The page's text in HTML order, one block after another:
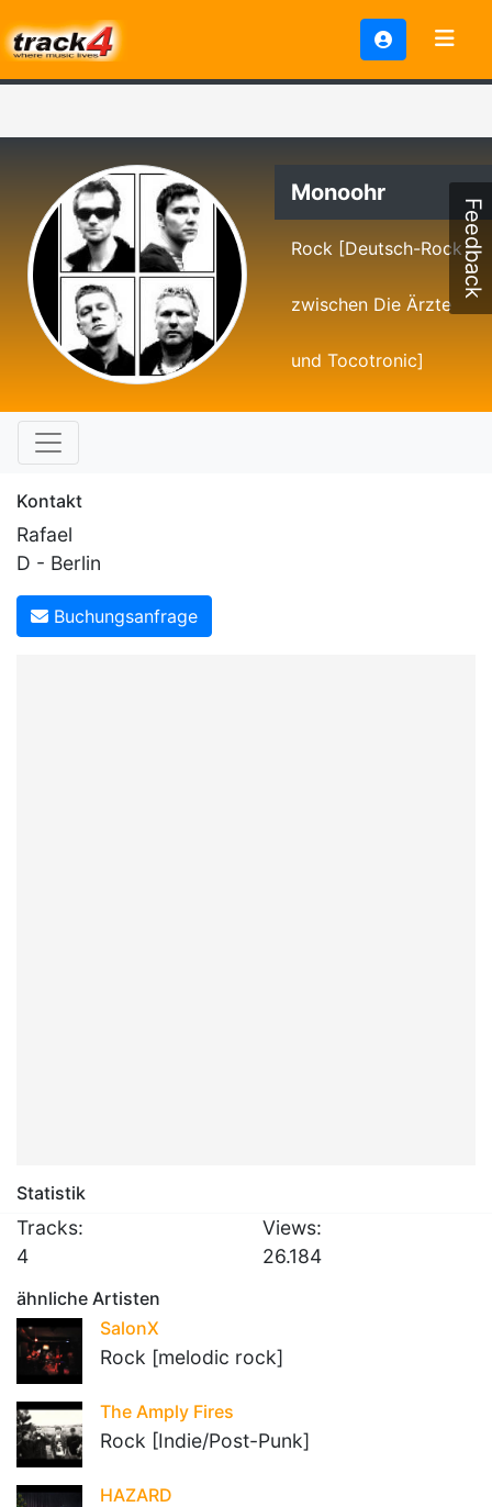
Monoohr
Rock [Deutsch-Rock
zwischen Die Ärzte
und Tocotronic]
Kontakt
Rafael
D - Berlin
Buchungsanfrage
Statistik
Tracks:
4
Views:
26.184
ähnliche Artisten
SalonX
Rock [melodic rock]
The Amply Fires
Rock [Indie/Post-Punk]
HAZARD
Feedback